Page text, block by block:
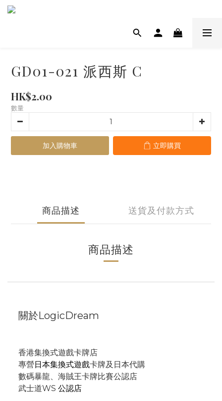
GD01-021 派西斯 C
HK$2.00
數量
加入購物車 立即購買
商品描述 送貨及付款方式
商品描述
關於LogicDream
香港集換式遊戲卡牌店
專營日本集換式遊戲卡牌及日本代購
數碼暴龍、海賊王卡牌比賽公認店
武士道WS 公認店